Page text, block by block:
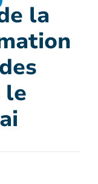
la
le